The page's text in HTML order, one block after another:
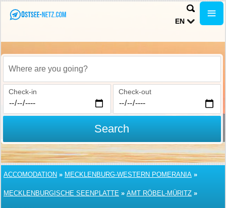
EN
Where are you going?
Check-in Check-out
Search
ACCOMODATION » MECKLENBURG-WESTERN POMERANIA »
MECKLENBURGISCHE SEENPLATTE » AMT RÖBEL-MÜRITZ »